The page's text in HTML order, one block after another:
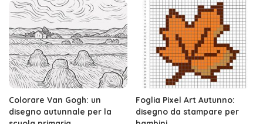
Colorare Van Gogh: un
disegno autunnale per la
Foglia Pixel Art Autunno:
disegno da stampare per